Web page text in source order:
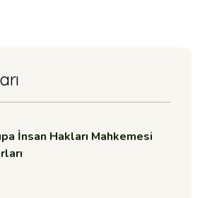
İnsan Hakları Mahkemesi